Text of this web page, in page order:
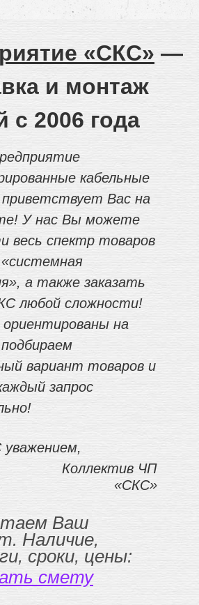
«СКС» —
и монтаж
с 2006 года
кабельные
Вас на
У нас Вы можете
весь спектр товаров
а также заказать
любой сложности!
на
вариант товаров и
запрос
уважением,
Коллектив ЧП
«СКС»
Ваш
Наличие,
сроки, цены:
смету